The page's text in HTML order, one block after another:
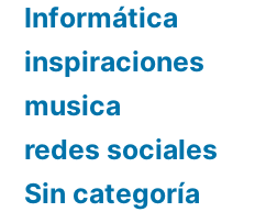
Informática
inspiraciones
musica
redes sociales
Sin categoría